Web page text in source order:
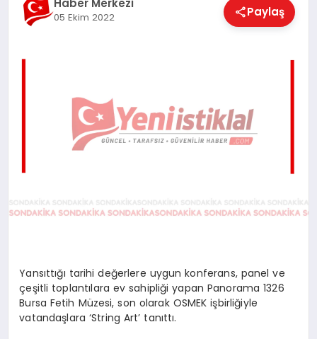
Haber Merkezi
05 Ekim 2022 Paylaş
Yansıttığı tarihi değerlere uygun konferans, panel ve
çeşitli toplantılara ev sahipliği yapan Panorama 1326
Bursa Fetih Müzesi, son olarak OSMEK işbirliğiyle
vatandaşlara ‘String Art’ tanıttı.